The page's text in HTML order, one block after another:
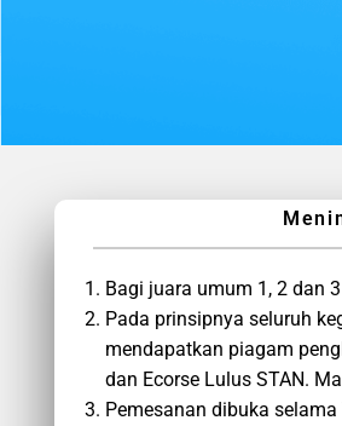
Bagi juara umum 1, 2 dan
Pada prinsipnya seluruh
mendapatkan piagam
dan Ecorse Lulus STAN.
Pemesanan dibuka